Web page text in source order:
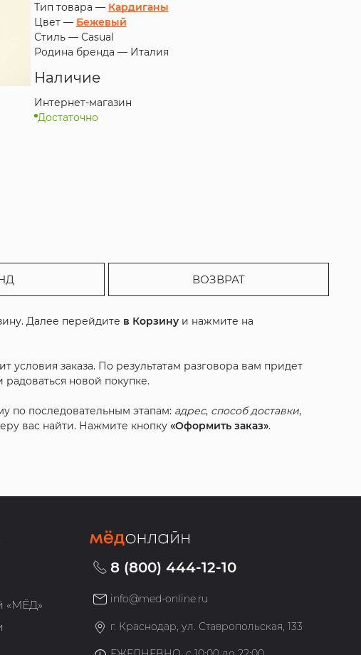
Тип товара — Кардиганы
Цвет — Бежевый
Стиль — Casual
Родина бренда — Италия
Наличие
Интернет-магазин
Достаточно
ВОЗВРАТ
Далее перейдите в Корзину и нажмите на
условия заказа. По результатам разговора вам придет
новой покупке.
по последовательным этапам: адрес, способ доставки,
вас найти. Нажмите кнопку«Оформить заказ».
«МЁД»
8 (800) 444-12-10
info@med-online.ru
г. Краснодар, ул. Ставропольская, 133